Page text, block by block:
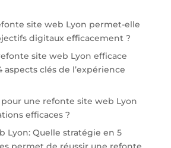
site web Lyon permet-elle
digitaux efficacement ?
site web Lyon efficace
clés de l’expérience
pour une refonte site web Lyon
efficaces ?
Lyon: Quelle stratégie en 5